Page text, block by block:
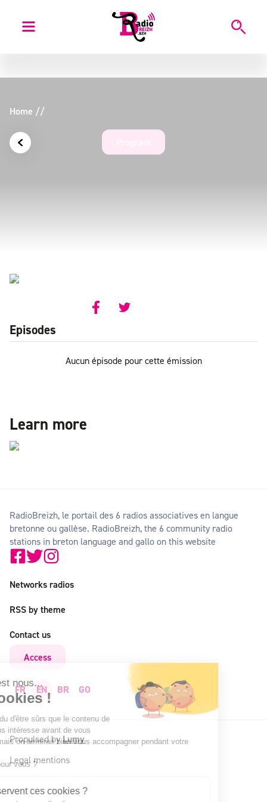
Home //
Episodes
Aucun épisode pour cette émission
Learn more
RadioBreizh, le portail des 6 radios associatives en langue
bretonne ou gallèse. RadioBreizh, the 6 community radio
stations in breton language and gallo on this website
Networks radios
RSS by theme
Contact us
Access
FR EN BR GO
Propulsed byLumy
Legal mentions
c'est nous...
Cookies !
a attendu d'être sûrs que le contenu de
site vous intéresse avant de vous
mais on aimerait bien vous accompagner pendant votre
OK pour vous ?
quoi servent ces cookies ?